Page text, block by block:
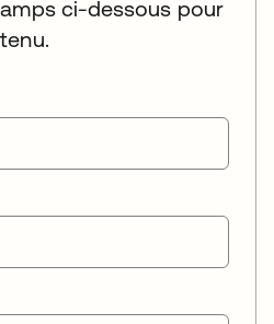
ci-dessous pour